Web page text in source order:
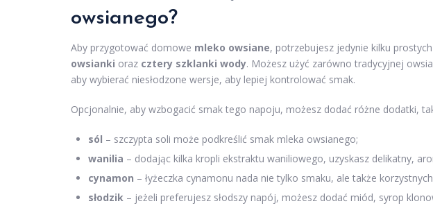
owsianego?
Aby przygotować domowe mleko owsiane, potrzebujesz jedynie kilku
owsianki oraz cztery szklanki wody. Możesz użyć zarówno tradycyjnej
aby wybierać niesłodzone wersje, aby lepiej kontrolować smak.
Opcjonalnie, aby wzbogacić smak tego napoju, możesz dodać różne dodatki,
sól – szczypta soli może podkreślić smak mleka owsianego;
wanilia – dodając kilka kropli ekstraktu waniliowego, uzyskasz delikatny,
cynamon – łyżeczka cynamonu nada nie tylko smaku, ale także
słodzik – jeżeli preferujesz słodszy napój, możesz dodać miód, syrop